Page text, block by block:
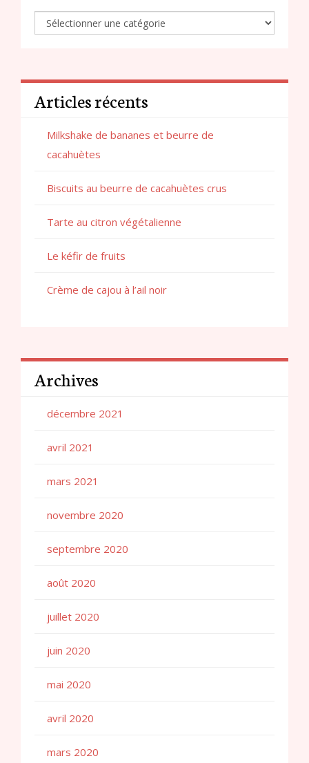
Articles récents
Milkshake de bananes et beurre de
cacahuètes
Biscuits au beurre de cacahuètes crus
Tarte au citron végétalienne
Le kéfir de fruits
Crème de cajou à l’ail noir
Archives
décembre 2021
avril 2021
mars 2021
novembre 2020
septembre 2020
août 2020
juillet 2020
juin 2020
mai 2020
avril 2020
mars 2020